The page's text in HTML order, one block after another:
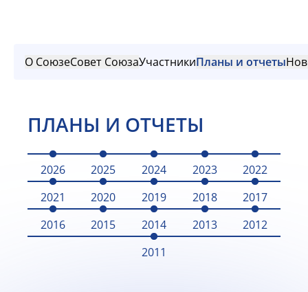
О СоюзеСовет СоюзаУчастникиПланы и отчеты
ПЛАНЫ И ОТЧЕТЫ
2026 2025 2024 2023
2022
2021
2020 2019 2018
2017
2016
2015 2014 2013
2012
2011